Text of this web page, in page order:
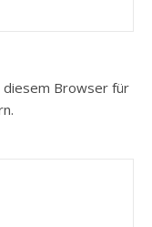
diesem Browser für